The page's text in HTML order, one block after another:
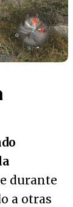
durante
a otras